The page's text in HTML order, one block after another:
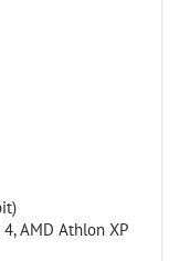
AMD Athlon XP